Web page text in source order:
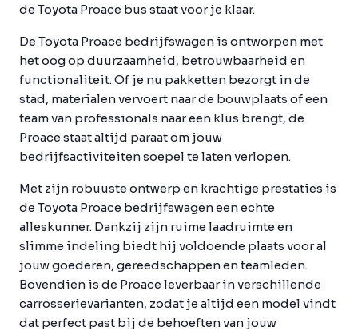
de Toyota Proace bus staat voor je klaar.
De Toyota Proace bedrijfswagen is ontworpen met
het oog op duurzaamheid, betrouwbaarheid en
functionaliteit. Of je nu pakketten bezorgt in de
stad, materialen vervoert naar de bouwplaats of een
team van professionals naar een klus brengt, de
Proace staat altijd paraat om jouw
bedrijfsactiviteiten soepel te laten verlopen.
Met zijn robuuste ontwerp en krachtige prestaties is
de Toyota Proace bedrijfswagen een echte
alleskunner. Dankzij zijn ruime laadruimte en
slimme indeling biedt hij voldoende plaats voor al
jouw goederen, gereedschappen en teamleden.
Bovendien is de Proace leverbaar in verschillende
carrosserievarianten, zodat je altijd een model vindt
dat perfect past bij de behoeften van jouw